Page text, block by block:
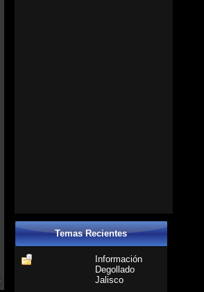
Temas Recientes
Información
Degollado
Jalisco